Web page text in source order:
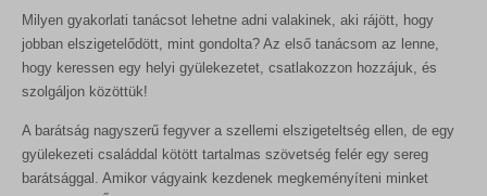
Milyen gyakorlati tanácsot lehetne adni valakinek, aki rájött, hogy
jobban elszigetelődött, mint gondolta? Az első tanácsom az lenne,
hogy keressen egy helyi gyülekezetet, csatlakozzon hozzájuk, és
szolgáljon közöttük!
A barátság nagyszerű fegyver a szellemi elszigeteltség ellen, de egy
gyülekezeti családdal kötött tartalmas szövetség felér egy sereg
barátsággal. Amikor vágyaink kezdenek megkeményíteni minket